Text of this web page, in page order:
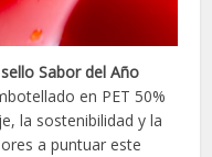
sello Sabor del Año
en PET 50%
la sostenibilidad y la
a puntuar este